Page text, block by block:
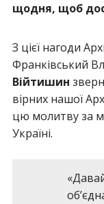
щодня, щоб
З цієї нагоди
Франківський
Війтишин
вірних нашої
цю молитву за
Україні.